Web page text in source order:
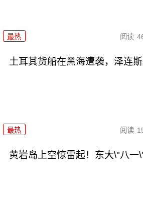
最热 阅读
土耳其货船在黑海遭袭，泽连
最热 阅读
黄岩岛上空惊雷起！东大\"八一